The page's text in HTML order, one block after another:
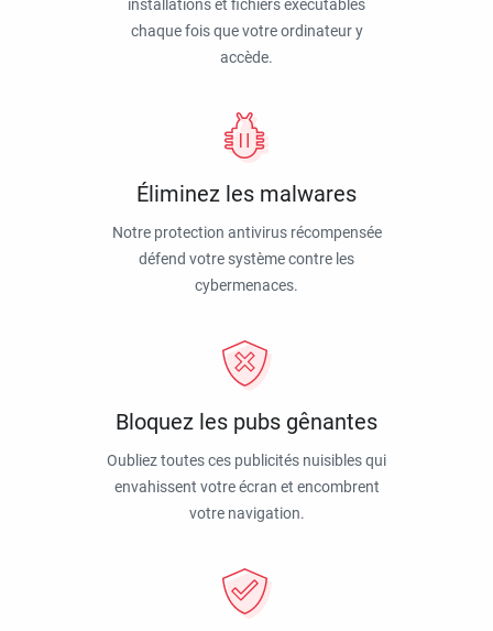
installations et fichiers exécutables
chaque fois que votre ordinateur y
accède.
Éliminez les malwares
Notre protection antivirus récompensée
défend votre système contre les
cybermenaces.
Bloquez les pubs gênantes
Oubliez toutes ces publicités nuisibles qui
envahissent votre écran et encombrent
votre navigation.